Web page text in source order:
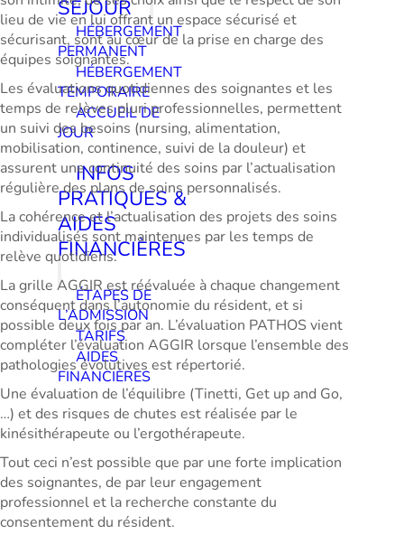
SÉJOUR
HÉBERGEMENT
PERMANENT
HÉBERGEMENT
TEMPORAIRE
ACCUEIL DE
JOUR
INFOS
PRATIQUES &
AIDES
FINANCIÈRES
ÉTAPES DE
L’ADMISSION
TARIFS
AIDES
FINANCIÈRES
lieu de vie en lui offrant un espace sécurisé et
sécurisant, sont au cœur de la prise en charge des
équipes soignantes.
Les évaluations quotidiennes des soignantes et les
temps de relèves pluri professionnelles, permettent
un suivi des besoins (nursing, alimentation,
mobilisation, continence, suivi de la douleur) et
assurent une continuité des soins par l’actualisation
régulière des plans de soins personnalisés.
La cohérence et l’actualisation des projets des soins
individualisés sont maintenues par les temps de
relève quotidiens.
La grille AGGIR est réévaluée à chaque changement
conséquent dans l’autonomie du résident, et si
possible deux fois par an. L’évaluation PATHOS vient
compléter l’évaluation AGGIR lorsque l’ensemble des
pathologies évolutives est répertorié.
Une évaluation de l’équilibre (Tinetti, Get up and Go,
…) et des risques de chutes est réalisée par le
kinésithérapeute ou l’ergothérapeute.
Tout ceci n’est possible que par une forte implication
des soignantes, de par leur engagement
professionnel et la recherche constante du
consentement du résident.